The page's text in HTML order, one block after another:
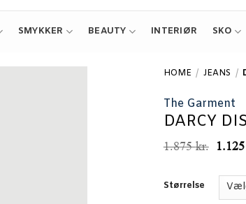
SMYKKER BEAUTY INTERIØR SKO
HOME / JEANS /
The Garment
DARCY
1.875kr.
Den
var:
1.875
Størrelse